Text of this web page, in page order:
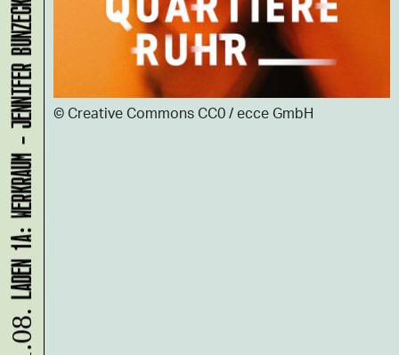
© Creative Commons CC0 / ecce GmbH
LADEN 1A: WERKRAUM - JENNIFER BUNZECK